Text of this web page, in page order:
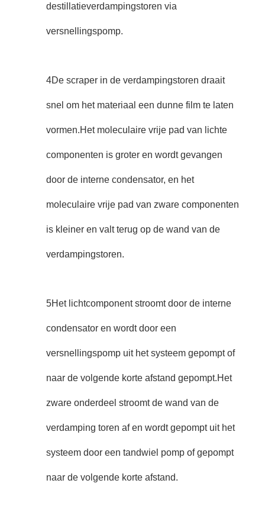
destillatieverdampingstoren via
versnellingspomp.
4De scraper in de verdampingstoren draait
snel om het materiaal een dunne film te laten
vormen.Het moleculaire vrije pad van lichte
componenten is groter en wordt gevangen
door de interne condensator, en het
moleculaire vrije pad van zware componenten
is kleiner en valt terug op de wand van de
verdampingstoren.
5Het lichtcomponent stroomt door de interne
condensator en wordt door een
versnellingspomp uit het systeem gepompt of
naar de volgende korte afstand gepompt.Het
zware onderdeel stroomt de wand van de
verdamping toren af en wordt gepompt uit het
systeem door een tandwiel pomp of gepompt
naar de volgende korte afstand.